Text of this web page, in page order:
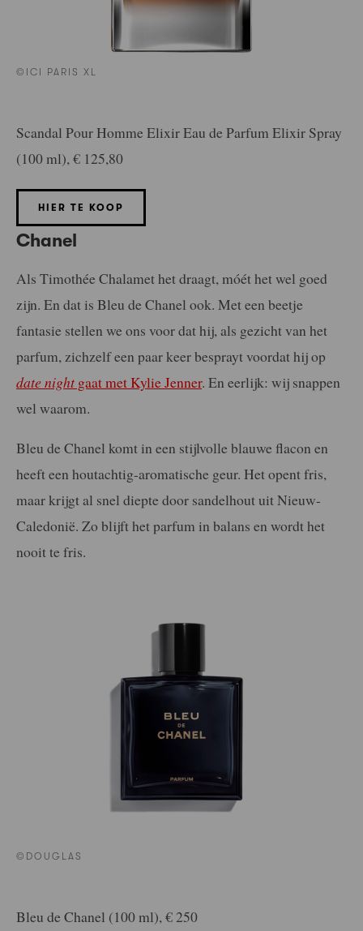
©ICI PARIS XL
Scandal Pour Homme Elixir Eau de Parfum Elixir Spray
(100 ml), € 125,80
HIER TE KOOP
Chanel
Als Timothée Chalamet het draagt, móét het wel goed
zijn. En dat is Bleu de Chanel ook. Met een beetje
fantasie stellen we ons voor dat hij, als gezicht van het
parfum, zichzelf een paar keer besprayt voordat hij op
date night gaat met Kylie Jenner. En eerlijk: wij snappen
wel waarom.
Bleu de Chanel komt in een stijlvolle blauwe flacon en
heeft een houtachtig-aromatische geur. Het opent fris,
maar krijgt al snel diepte door sandelhout uit Nieuw-
Caledonië. Zo blijft het parfum in balans en wordt het
nooit te fris.
©DOUGLAS
Bleu de Chanel (100 ml), € 250